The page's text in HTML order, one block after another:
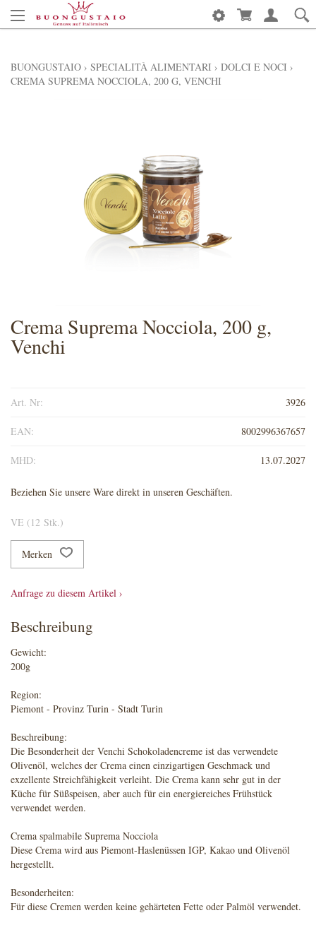
BUONGUSTAIO › SPECIALITÀ ALIMENTARI › DOLCI E NOCI ›
CREMA SUPREMA NOCCIOLA, 200 G, VENCHI
Crema Suprema Nocciola, 200 g,
Venchi
Art. Nr: 3926
EAN: 8002996367657
MHD: 13.07.2027
Beziehen Sie unsere Ware direkt in unseren Geschäften.
VE (12 Stk.)
Merken
Anfrage zu diesem Artikel ›
Beschreibung
Gewicht:
200g
Region:
Piemont - Provinz Turin - Stadt Turin
Beschreibung:
Die Besonderheit der Venchi Schokoladencreme ist das verwendete
Olivenöl, welches der Crema einen einzigartigen Geschmack und
exzellente Streichfähigkeit verleiht. Die Crema kann sehr gut in der
Küche für Süßspeisen, aber auch für ein energiereiches Frühstück
verwendet werden.
Crema spalmabile Suprema Nocciola
Diese Crema wird aus Piemont-Haslenüssen IGP, Kakao und Olivenöl
hergestellt.
Besonderheiten:
Für diese Cremen werden keine gehärteten Fette oder Palmöl verwendet.